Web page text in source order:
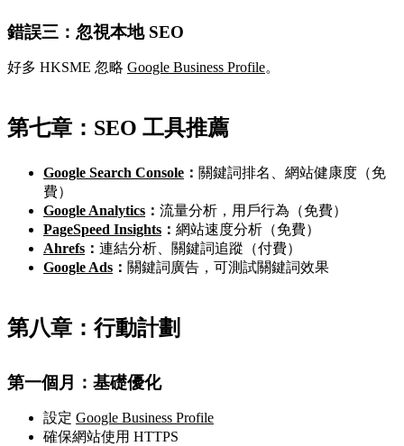
錯誤三：忽視本地 SEO
好多 HKSME 忽略 Google Business Profile。
第七章：SEO 工具推薦
Google Search Console ： 關鍵詞排名、網站健康度（免
費）
Google Analytics ： 流量分析，用戶行為（免費）
PageSpeed Insights ： 網站速度分析（免費）
Ahrefs ： 連結分析、關鍵詞追蹤（付費）
Google Ads ： 關鍵詞廣告，可測試關鍵詞效果
第八章：行動計劃
第一個月：基礎優化
設定 Google Business Profile
確保網站使用 HTTPS